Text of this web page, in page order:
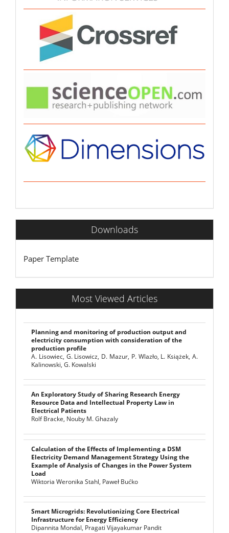
Downloads
Paper Template
Most Viewed Articles
Planning and monitoring of production output and
electricity consumption with consideration of the
production profile
A. Lisowiec, G. Lisowicz, D. Mazur, P. Wlazło, L. Książek, A.
Kalinowski, G. Kowalski
An Exploratory Study of Sharing Research Energy
Resource Data and Intellectual Property Law in
Electrical Patients
Rolf Bracke, Nouby M. Ghazaly
Calculation of the Effects of Implementing a DSM
Electricity Demand Management Strategy Using the
Example of Analysis of Changes in the Power System
Load
Wiktoria Weronika Stahl, Paweł Bućko
Smart Microgrids: Revolutionizing Core Electrical
Infrastructure for Energy Efficiency
Dipannita Mondal, Pragati Vijayakumar Pandit